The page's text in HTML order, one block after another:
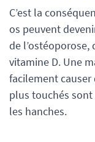
C’est la
os peuvent
de l’ostéoporose,
vitamine D. Une
facilement causer
plus touchés
les hanches.